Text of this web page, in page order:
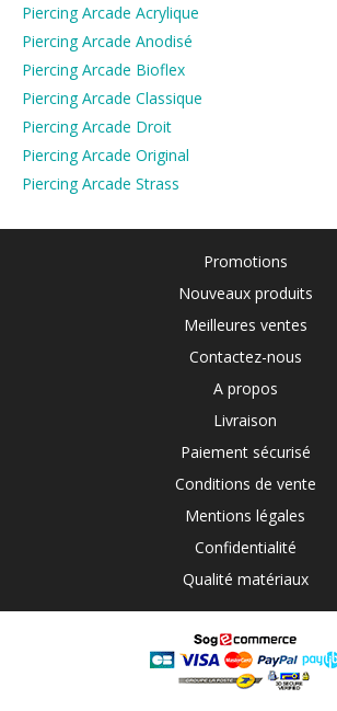
Piercing Arcade Acrylique
Piercing Arcade Anodisé
Piercing Arcade Bioflex
Piercing Arcade Classique
Piercing Arcade Droit
Piercing Arcade Original
Piercing Arcade Strass
Promotions
Nouveaux produits
Meilleures ventes
Contactez-nous
A propos
Livraison
Paiement sécurisé
Conditions de vente
Mentions légales
Confidentialité
Qualité matériaux